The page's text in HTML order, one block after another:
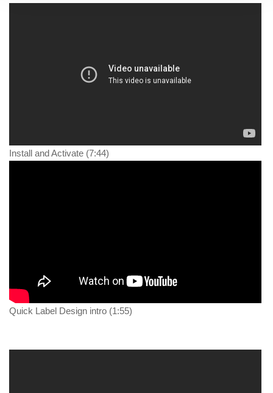
Install and Activate (7:44)
Quick Label Design intro (1:55)